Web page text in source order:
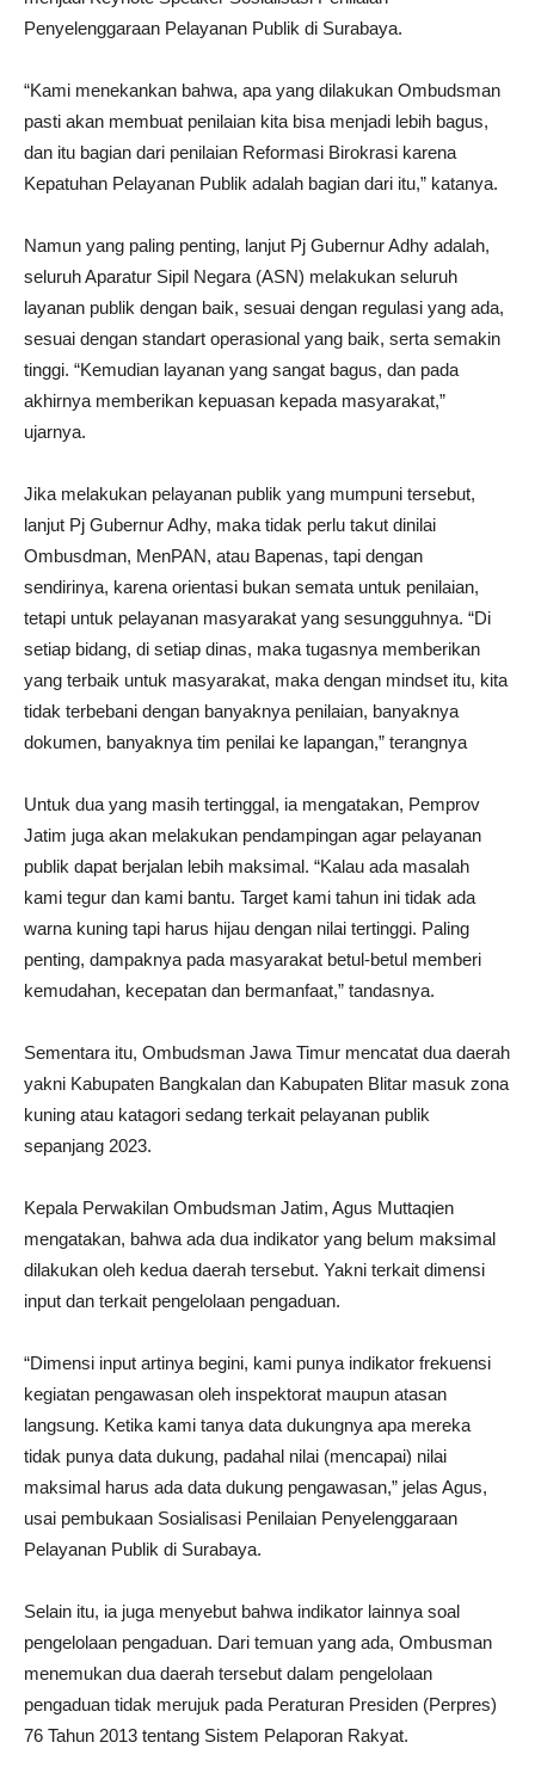
Penyelenggaraan Pelayanan Publik di Surabaya.
“Kami menekankan bahwa, apa yang dilakukan Ombudsman
pasti akan membuat penilaian kita bisa menjadi lebih bagus,
dan itu bagian dari penilaian Reformasi Birokrasi karena
Kepatuhan Pelayanan Publik adalah bagian dari itu,” katanya.
Namun yang paling penting, lanjut Pj Gubernur Adhy adalah,
seluruh Aparatur Sipil Negara (ASN) melakukan seluruh
layanan publik dengan baik, sesuai dengan regulasi yang ada,
sesuai dengan standart operasional yang baik, serta semakin
tinggi. “Kemudian layanan yang sangat bagus, dan pada
akhirnya memberikan kepuasan kepada masyarakat,”
ujarnya.
Jika melakukan pelayanan publik yang mumpuni tersebut,
lanjut Pj Gubernur Adhy, maka tidak perlu takut dinilai
Ombusdman, MenPAN, atau Bapenas, tapi dengan
sendirinya, karena orientasi bukan semata untuk penilaian,
tetapi untuk pelayanan masyarakat yang sesungguhnya. “Di
setiap bidang, di setiap dinas, maka tugasnya memberikan
yang terbaik untuk masyarakat, maka dengan mindset itu, kita
tidak terbebani dengan banyaknya penilaian, banyaknya
dokumen, banyaknya tim penilai ke lapangan,” terangnya
Untuk dua yang masih tertinggal, ia mengatakan, Pemprov
Jatim juga akan melakukan pendampingan agar pelayanan
publik dapat berjalan lebih maksimal. “Kalau ada masalah
kami tegur dan kami bantu. Target kami tahun ini tidak ada
warna kuning tapi harus hijau dengan nilai tertinggi. Paling
penting, dampaknya pada masyarakat betul-betul memberi
kemudahan, kecepatan dan bermanfaat,” tandasnya.
Sementara itu, Ombudsman Jawa Timur mencatat dua daerah
yakni Kabupaten Bangkalan dan Kabupaten Blitar masuk zona
kuning atau katagori sedang terkait pelayanan publik
sepanjang 2023.
Kepala Perwakilan Ombudsman Jatim, Agus Muttaqien
mengatakan, bahwa ada dua indikator yang belum maksimal
dilakukan oleh kedua daerah tersebut. Yakni terkait dimensi
input dan terkait pengelolaan pengaduan.
“Dimensi input artinya begini, kami punya indikator frekuensi
kegiatan pengawasan oleh inspektorat maupun atasan
langsung. Ketika kami tanya data dukungnya apa mereka
tidak punya data dukung, padahal nilai (mencapai) nilai
maksimal harus ada data dukung pengawasan,” jelas Agus,
usai pembukaan Sosialisasi Penilaian Penyelenggaraan
Pelayanan Publik di Surabaya.
Selain itu, ia juga menyebut bahwa indikator lainnya soal
pengelolaan pengaduan. Dari temuan yang ada, Ombusman
menemukan dua daerah tersebut dalam pengelolaan
pengaduan tidak merujuk pada Peraturan Presiden (Perpres)
76 Tahun 2013 tentang Sistem Pelaporan Rakyat.